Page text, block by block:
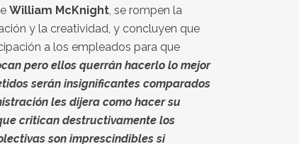
William McKnight, se rompen la
y la creatividad, y concluyen que
a los empleados para que
pero ellos querrán hacerlo lo mejor
serán insignificantes comparados
les dijera como hacer su
critican destructivamente los
son imprescindibles si